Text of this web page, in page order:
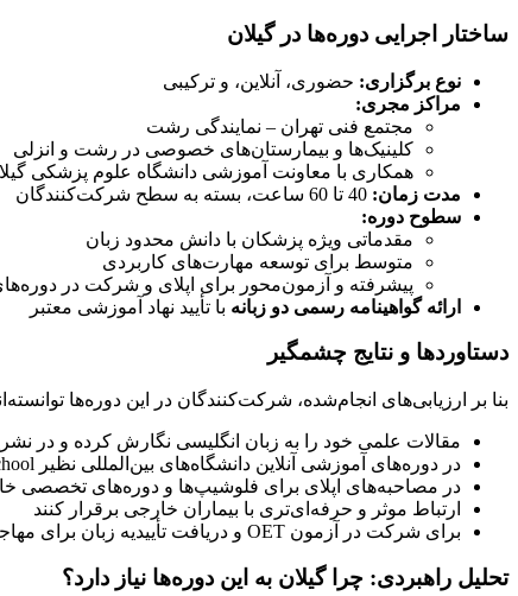
ساختار اجرایی دوره‌ها در گیلان
نوع برگزاری: حضوری، آنلاین، و ترکیبی
مراکز مجری:
مجتمع فنی تهران – نمایندگی رشت
کلینیک‌ها و بیمارستان‌های خصوصی در رشت و انزلی
همکاری با معاونت آموزشی دانشگاه علوم پزشکی
مدت زمان:
سطوح دوره:
مقدماتی ویژه پزشکان با دانش محدود زبان
متوسط برای توسعه مهارت‌های کاربردی
پیشرفته و آزمون‌محور برای اپلای و شرکت در
ارائه گواهینامه رسمی دو زبانه با تأیید نهاد آموزشی معتبر
دستاوردها و نتایج چشمگیر
بنا بر ارزیابی‌های انجام‌شده، شرکت‌کنندگان در این دوره‌ها
مقالات علمی خود را به زبان انگلیسی نگارش کرده و در
در دوره‌های آموزشی آنلاین دانشگاه‌های بین‌المللی نظیر Harvard Medical School و Mayo Clinic شرکت نمایند
در مصاحبه‌های اپلای برای فلوشیپ‌ها و دوره‌های تخصصی
ارتباط موثر و حرفه‌ای‌تری با بیماران خارجی برقرار کنند
برای شرکت در آزمون OET و دریافت تأییدیه زبان برای مهاجرت پزشکی آماده شوند
تحلیل راهبردی: چرا گیلان به این دوره‌ها نیاز دارد؟